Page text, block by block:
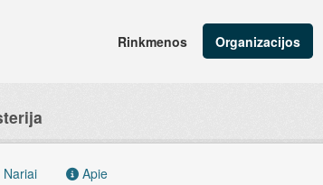
Rinkmenos
Organizacijos
Nariai Apie